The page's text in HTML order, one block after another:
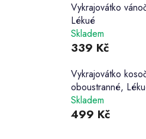
Vykrajovátko
Lékué
Skladem
339 Kč
Vykrajovátko
oboustranné,
Skladem
499 Kč